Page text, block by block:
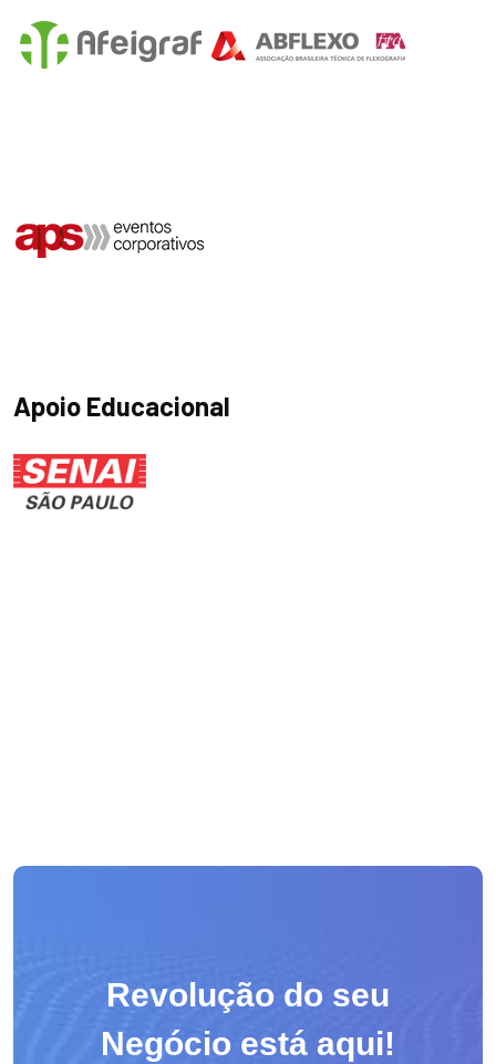
Apoio Educacional
Revolução do seu
Negócio está aqui!